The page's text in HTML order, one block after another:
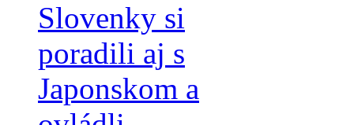
Slovenky si
poradili aj s
Japonskom a